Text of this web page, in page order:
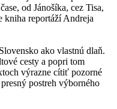
od Jánošíka, cez Tisa,
kniha reportáží Andreja
ako vlastnú dlaň.
cesty a popri tom
výrazne cítiť pozorné
postreh výborného